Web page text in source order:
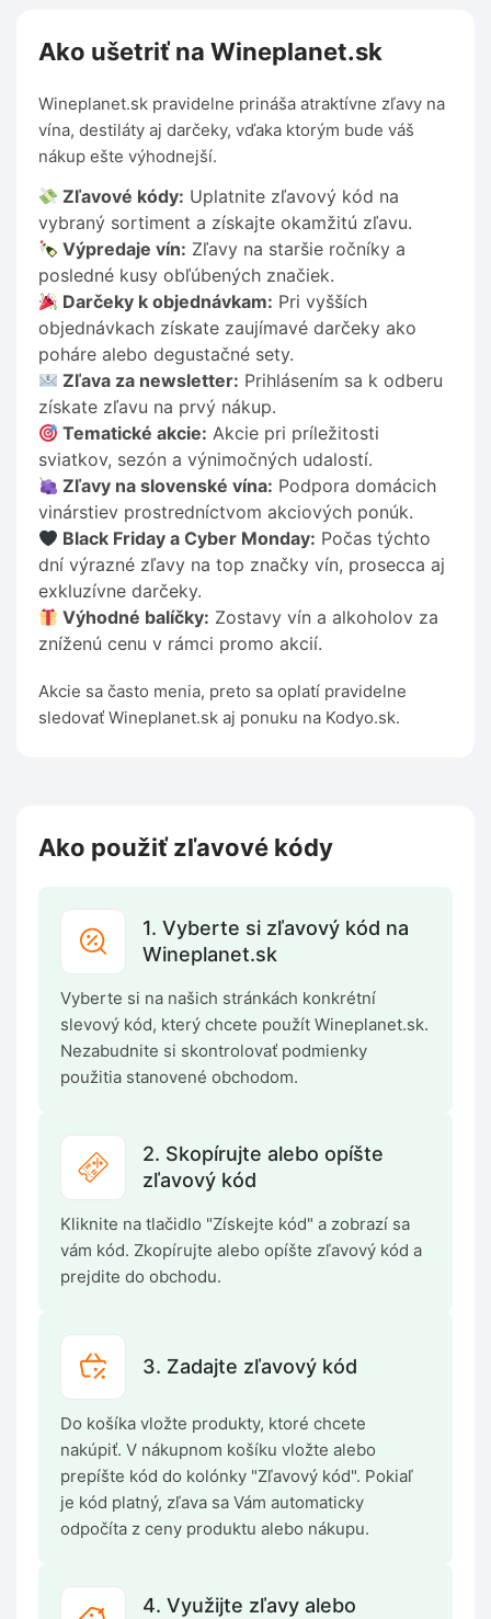
Ako ušetriť na Wineplanet.sk
Wineplanet.sk pravidelne prináša atraktívne zľavy na
vína, destiláty aj darčeky, vďaka ktorým bude váš
nákup ešte výhodnejší.
Zľavové kódy: Uplatnite zľavový kód na
vybraný sortiment a získajte okamžitú zľavu.
Výpredaje vín: Zľavy na staršie ročníky a
posledné kusy obľúbených značiek.
Darčeky k objednávkam: Pri vyšších
objednávkach získate zaujímavé darčeky ako
poháre alebo degustačné sety.
Zľava za newsletter: Prihlásením sa k odberu
získate zľavu na prvý nákup.
Tematické akcie: Akcie pri príležitosti
sviatkov, sezón a výnimočných udalostí.
Zľavy na slovenské vína: Podpora domácich
vinárstiev prostredníctvom akciových ponúk.
Black Friday a Cyber Monday: Počas týchto
dní výrazné zľavy na top značky vín, prosecca aj
exkluzívne darčeky.
Výhodné balíčky: Zostavy vín a alkoholov za
zníženú cenu v rámci promo akcií.
Akcie sa často menia, preto sa oplatí pravidelne
sledovať Wineplanet.sk aj ponuku na Kodyo.sk.
Ako použiť zľavové kódy
1. Vyberte si zľavový kód na
Wineplanet.sk
Vyberte si na našich stránkách konkrétní
slevový kód, který chcete použít Wineplanet.sk.
Nezabudnite si skontrolovať podmienky
použitia stanovené obchodom.
2. Skopírujte alebo opíšte
zľavový kód
Kliknite na tlačidlo "Získejte kód" a zobrazí sa
vám kód. Zkopírujte alebo opíšte zľavový kód a
prejdite do obchodu.
3. Zadajte zľavový kód
Do košíka vložte produkty, ktoré chcete
nakúpiť. V nákupnom košíku vložte alebo
prepíšte kód do kolónky "Zľavový kód". Pokiaľ
je kód platný, zľava sa Vám automaticky
odpočíta z ceny produktu alebo nákupu.
4. Využijte zľavy alebo